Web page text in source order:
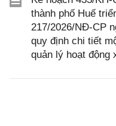
thành phố Huế
217/2026/NĐ-CP
quy định chi tiết
quản lý hoạt động